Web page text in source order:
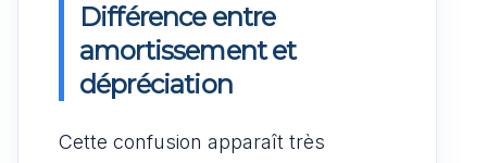
Différence entre
amortissement et
dépréciation
Cette confusion apparaît très